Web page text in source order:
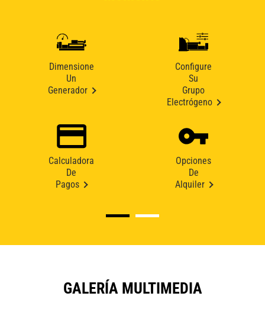
Dimensione
Un
Generador
Configure
Su
Grupo
Electrógeno
Calculadora
De
Pagos
Opciones
De
Alquiler
GALERÍA MULTIMEDIA